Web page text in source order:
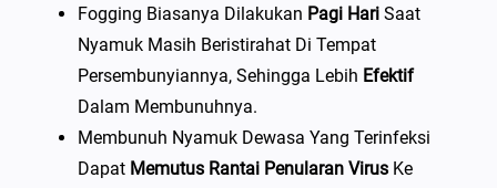
Fogging Biasanya Dilakukan Pagi Hari Saat
Nyamuk Masih Beristirahat Di Tempat
Persembunyiannya, Sehingga Lebih Efektif
Dalam Membunuhnya.
Membunuh Nyamuk Dewasa Yang Terinfeksi
Dapat Memutus Rantai Penularan Virus Ke